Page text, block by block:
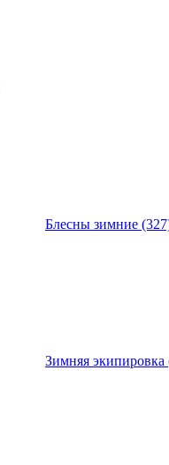
Блесны зимние
Зимняя экипировка